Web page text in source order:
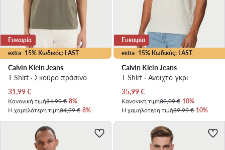
extra -15% Κωδικός: LAST
Ευκαιρία
Calvin Klein Jeans
T-Shirt · Σκούρο πράσινο
Τρέχουσα τιμή
31,99€
Κανονική τιμή34,99 €-8%
Η χαμηλότερη τιμή34,99 €-8%
extra -15% Κωδικός: LAST
Ευκαιρία
Calvin Klein Jeans
T-Shirt · Ανοιχτό γκρι
Τρέχουσα τιμή
35,99€
Κανονική τιμή39,99 €-10%
Η χαμηλότερη τιμή39,99 €-10%